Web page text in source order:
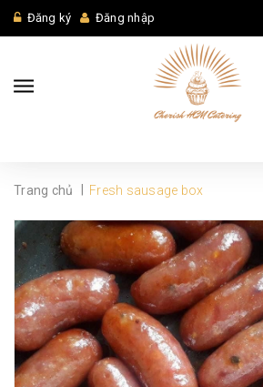
Đăng ký Đăng nhập
Trang chủ Fresh sausage box